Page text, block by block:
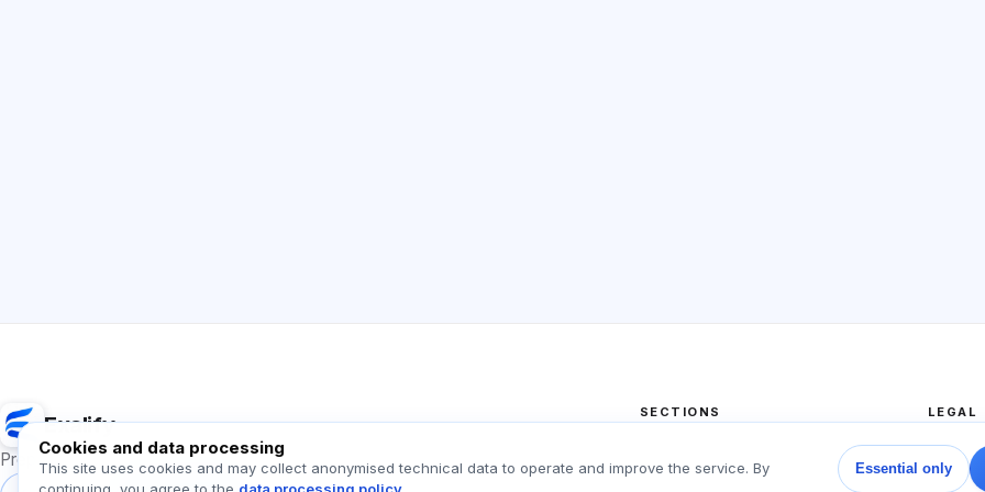
Exalify
Preparation for international language exams
SECTIONS
Tests
LEGAL
User
Cookies and data processing
This site uses cookies and may collect anonymised technical data to operate and improve the service. By
Essential only